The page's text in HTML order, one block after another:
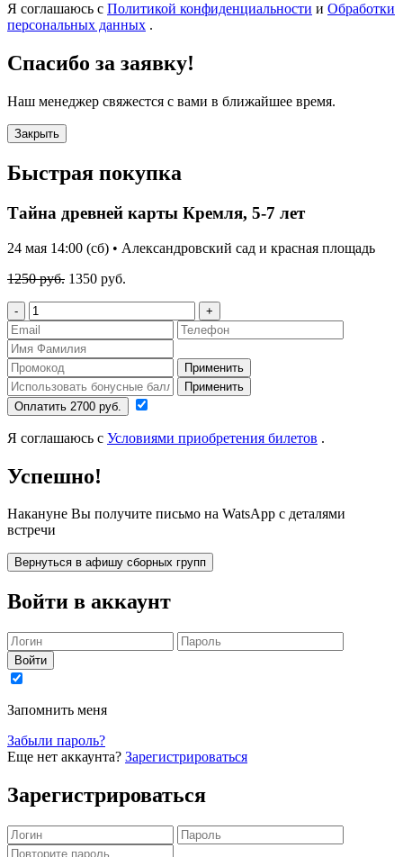
Я соглашаюсь с Политикой конфиденциальности и Обработки
персональных данных .
Спасибо за заявку!
Наш менеджер свяжестся с вами в ближайшее время.
Закрыть
Быстрая покупка
Тайна древней карты Кремля, 5-7 лет
24 мая 14:00 (сб) • Александровский сад и красная площадь
1250 руб. 1350 руб.
- +
Применить
Применить
Оплатить 2700 руб.
Я соглашаюсь с Условиями приобретения билетов .
Успешно!
Накануне Вы получите письмо на WatsApp с деталями
встречи
Вернуться в афишу сборных групп
Войти в аккаунт
Войти
Запомнить меня
Забыли пароль?
Еще нет аккаунта? Зарегистрироваться
Зарегистрироваться